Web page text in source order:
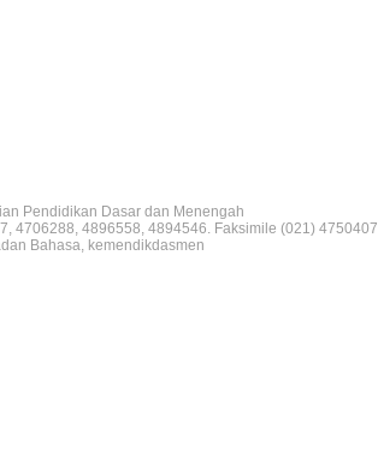
Pendidikan Dasar dan Menengah
4706288, 4896558, 4894546. Faksimile (021) 4750407
Bahasa, kemendikdasmen